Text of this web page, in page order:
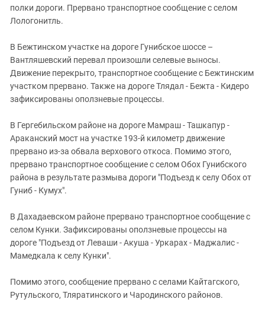
полки дороги. Прервано транспортное сообщение с селом
Лологонитль.
В Бежтинском участке на дороге Гунибское шоссе –
Вантляшевский перевал произошли селевые выносы.
Движение перекрыто, транспортное сообщение с Бежтинским
участком прервано. Также на дороге Тлядал - Бежта - Кидеро
зафиксированы оползневые процессы.
В Гергебильском районе на дороге Мамраш - Ташкапур -
Араканский мост на участке 193-й километр движение
прервано из-за обвала верхового откоса. Помимо этого,
прервано транспортное сообщение с селом Обох Гунибского
района в результате размыва дороги "Подъезд к селу Обох от
Гуниб - Кумух".
В Дахадаевском районе прервано транспортное сообщение с
селом Кунки. Зафиксированы оползневые процессы на
дороге "Подъезд от Леваши - Акуша - Уркарах - Маджалис -
Мамедкала к селу Кунки".
Помимо этого, сообщение прервано с селами Кайтагского,
Рутульского, Тляратинского и Чародинского районов.